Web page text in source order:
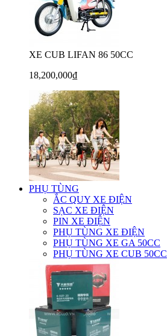
XE CUB LIFAN 86 50CC
18,200,000₫
PHỤ TÙNG
ẮC QUY XE ĐIỆN
SẠC XE ĐIỆN
PIN XE ĐIỆN
PHỤ TÙNG XE ĐIỆN
PHỤ TÙNG XE GA 50CC
PHỤ TÙNG XE CUB 50CC